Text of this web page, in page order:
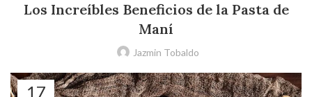
Los Increíbles Beneficios de la Pasta de
Maní
Jazmin Tobaldo
17